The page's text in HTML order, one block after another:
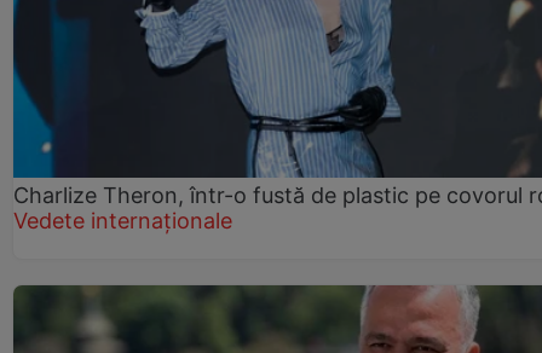
Charlize Theron, într-o fustă de plastic pe covorul
Vedete internaționale